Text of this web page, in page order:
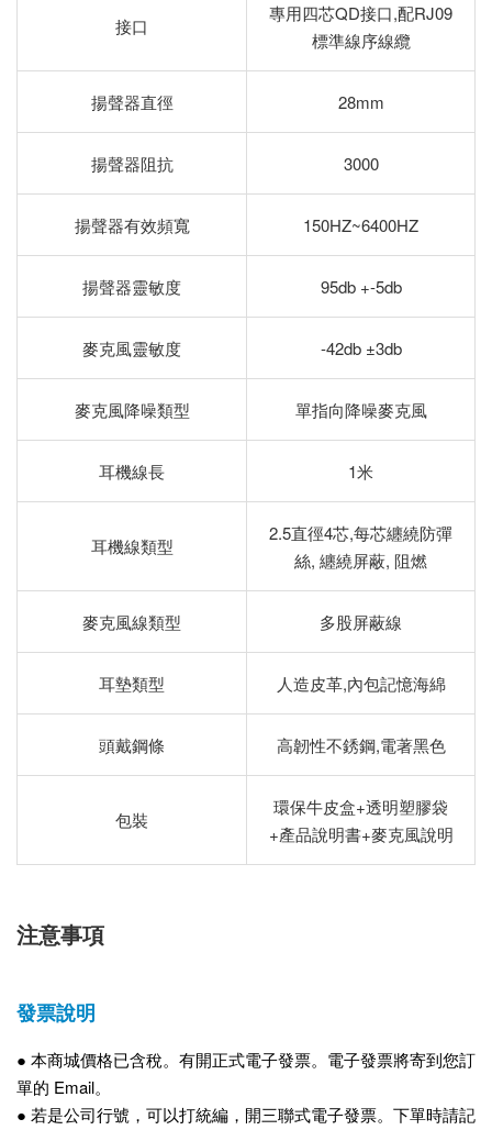
接口
專用四芯QD接口,配RJ09
標準線序線纜
揚聲器直徑 28mm
揚聲器阻抗 3000
揚聲器有效頻寬 150HZ~6400HZ
揚聲器靈敏度 95db +-5db
麥克風靈敏度 -42db ±3db
麥克風降噪類型 單指向降噪麥克風
耳機線長 1米
耳機線類型
2.5直徑4芯,每芯纏繞防彈
絲, 纏繞屏蔽, 阻燃
麥克風線類型 多股屏蔽線
耳墊類型 人造皮革,內包記憶海綿
頭戴鋼條 高韌性不銹鋼,電著黑色
包裝
環保牛皮盒+透明塑膠袋
+產品說明書+麥克風說明
注意事項
發票說明
● 本商城價格已含稅。有開正式電子發票。電子發票將寄到您訂
單的 Email。
● 若是公司行號，可以打統編，開三聯式電子發票。下單時請記